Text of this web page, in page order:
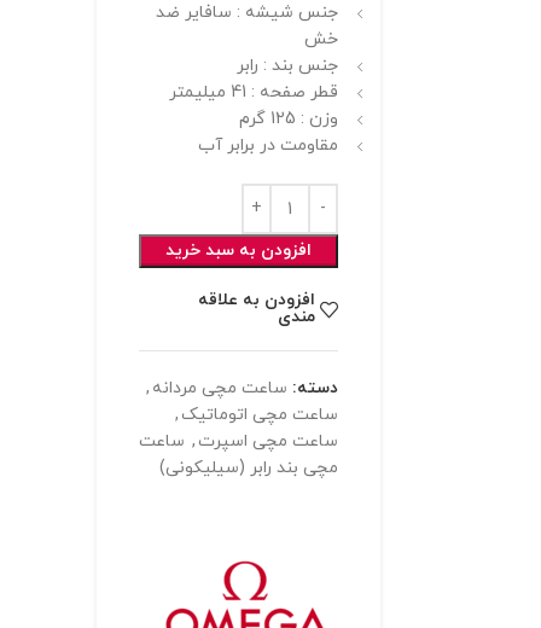
جنس شیشه : سافایر ضد
خش
جنس بند : رابر
قطر صفحه : 41 میلیمتر
وزن : 125 گرم
مقاومت در برابر آب
افزودن به سبد خرید
افزودن به علاقه
مندی
دسته: ساعت مچی مردانه ,
ساعت مچی اتوماتیک ,
ساعت مچی اسپرت , ساعت
مچی بند رابر (سیلیکونی)